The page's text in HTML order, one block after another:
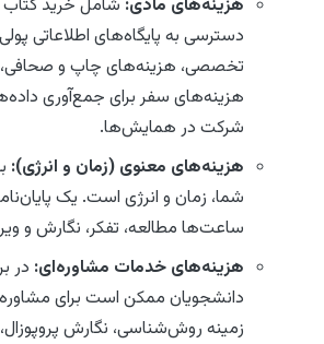
هزینه‌های مادی: شامل خرید کتاب
دسترسی به پایگاه‌های اطلاعاتی
تخصصی، هزینه‌های چاپ و
هزینه‌های سفر برای جمع‌آوری
شرکت در همایش‌ها.
هزینه‌های معنوی (زمان و انرژی):
شما، زمان و انرژی است. یک
ساعت‌ها مطالعه، تفکر، نگارش و
هزینه‌های خدمات مشاوره‌ای: در
دانشجویان ممکن است برای
زمینه روش‌شناسی، نگارش